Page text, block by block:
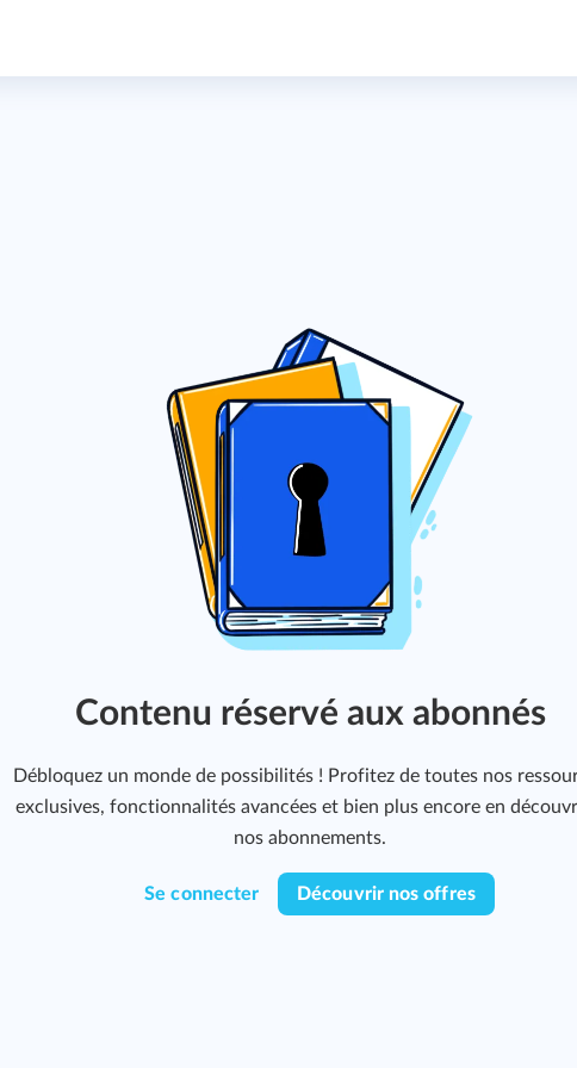
Contenu réservé aux abonnés
Débloquez un monde de possibilités ! Profitez de toutes nos
exclusives, fonctionnalités avancées et bien plus encore en
nos abonnements.
Se connecter Découvrir nos offres